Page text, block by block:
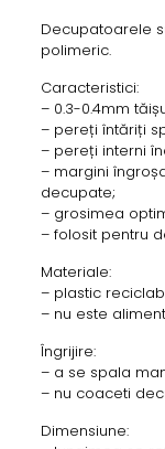
Decupatoarele
polimeric.
Caracteristici:
– 0.3-0.4mm
– pereți întăriți
– pereți interni
– margini
decupate;
– grosimea
– folosit pentru
Materiale:
– plastic
– nu este
Îngrijire:
– a se spala
– nu coaceti
Dimensiune: